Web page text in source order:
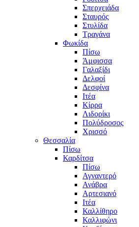
Σπερχειάδα
Σταυρός
Στυλίδα
Τραγάνα
Φωκίδα
Πίσω
Άμφισσα
Γαλαξίδι
Δελφοί
Δεσφίνα
Ιτέα
Κίρρα
Λιδορίκι
Πολύδροσος
Χρισσό
Θεσσαλία
Πίσω
Καρδίτσα
Πίσω
Αγναντερό
Ανάβρα
Αρτεσιανό
Ιτέα
Καλλίθηρο
Καλλιφώνι